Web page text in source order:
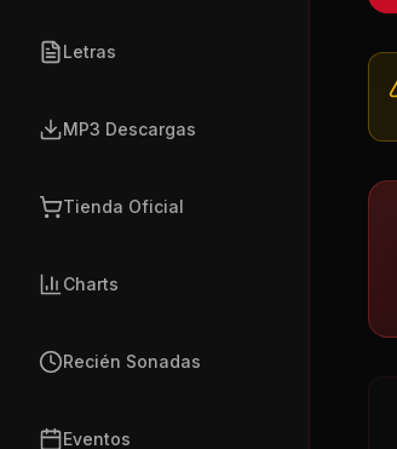
Letras
MP3 Descargas
Tienda Oficial
Charts
Recién Sonadas
Eventos